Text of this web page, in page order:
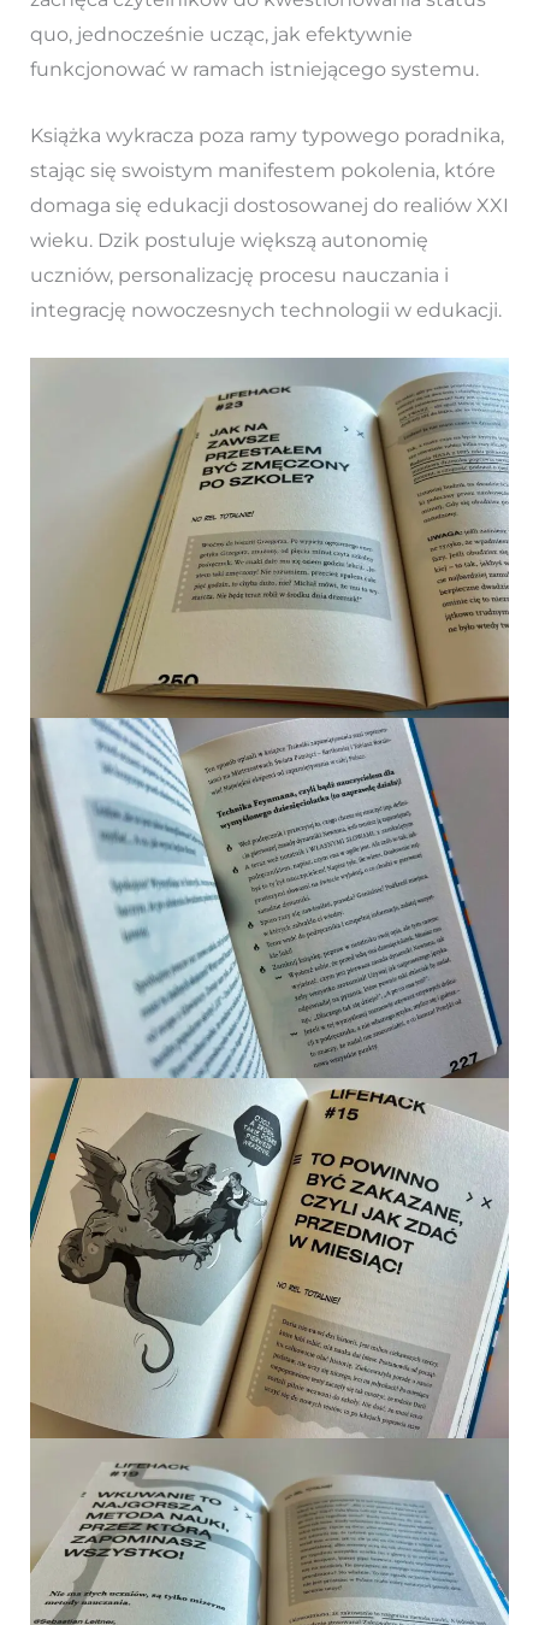
quo, jednocześnie ucząc, jak efektywnie
funkcjonować w ramach istniejącego systemu.
Książka wykracza poza ramy typowego poradnika,
stając się swoistym manifestem pokolenia, które
domaga się edukacji dostosowanej do realiów XXI
wieku. Dzik postuluje większą autonomię
uczniów, personalizację procesu nauczania i
integrację nowoczesnych technologii w edukacji.